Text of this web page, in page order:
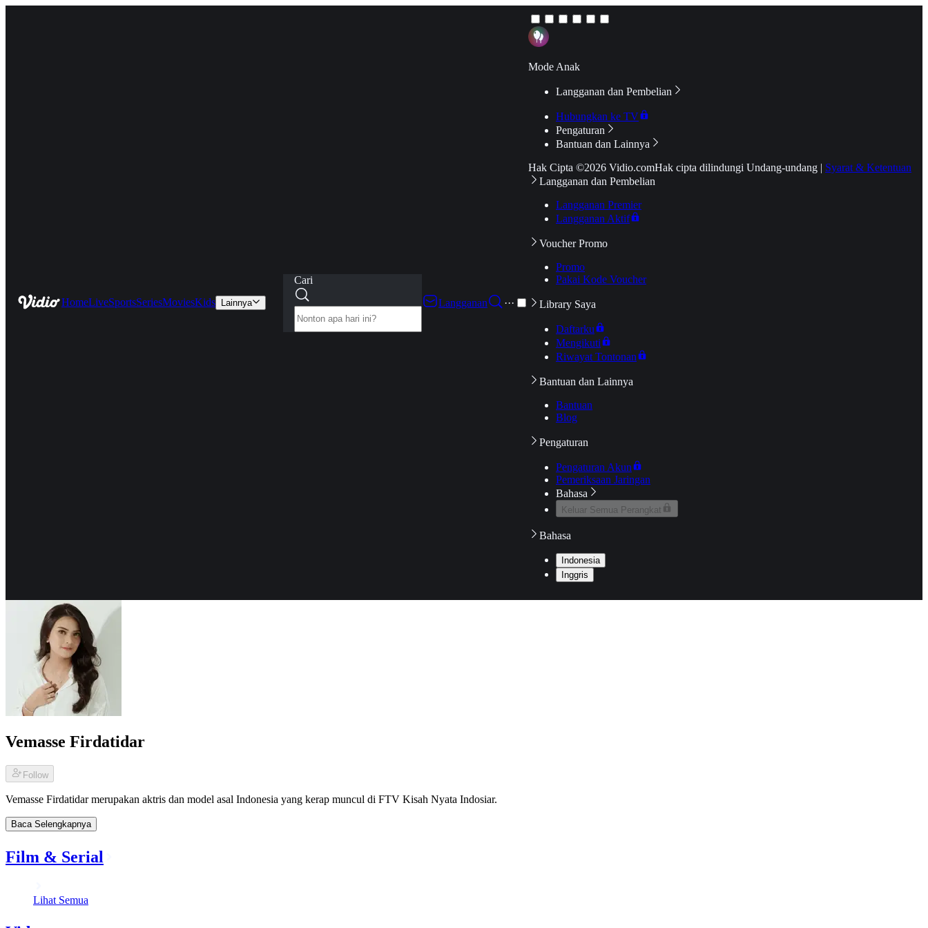
HomeLiveSportsSeriesMoviesKids Lainnya
Cari
Langganan
···
Mode Anak
Langganan dan Pembelian
Hubungkan ke TV
Pengaturan
Bantuan dan Lainnya
Hak Cipta ©2026 Vidio.comHak cipta dilindungi Undang-undang | Syarat & Ketentuan
Langganan dan Pembelian
Langganan Premier
Langganan Aktif
Voucher Promo
Promo
Pakai Kode Voucher
Library Saya
Daftarku
Mengikuti
Riwayat Tontonan
Bantuan dan Lainnya
Bantuan
Blog
Pengaturan
Pengaturan Akun
Pemeriksaan Jaringan
Bahasa
Keluar Semua Perangkat
Bahasa
Indonesia
Inggris
Vemasse Firdatidar
Follow
Vemasse Firdatidar merupakan aktris dan model asal Indonesia yang kerap muncul di FTV Kisah Nyata Indosiar.
Baca Selengkapnya
Film & Serial
Lihat Semua